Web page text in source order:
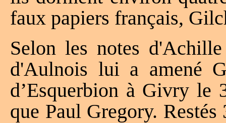
faux papiers français,
Selon les notes
d'Aulnois lui a amené
d’Esquerbion à Givry le
que Paul Gregory.